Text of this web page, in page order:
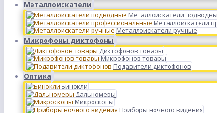
Металлоискатели
Металлоискатели
Металлоискатели
Металлоискатели ручные
Микрофоны диктофоны
Диктофонов товары
Микрофонов товары
Подавители диктофонов
Оптика
Бинокли
Дальномеры
Микроскопы
Приборы ночного видения